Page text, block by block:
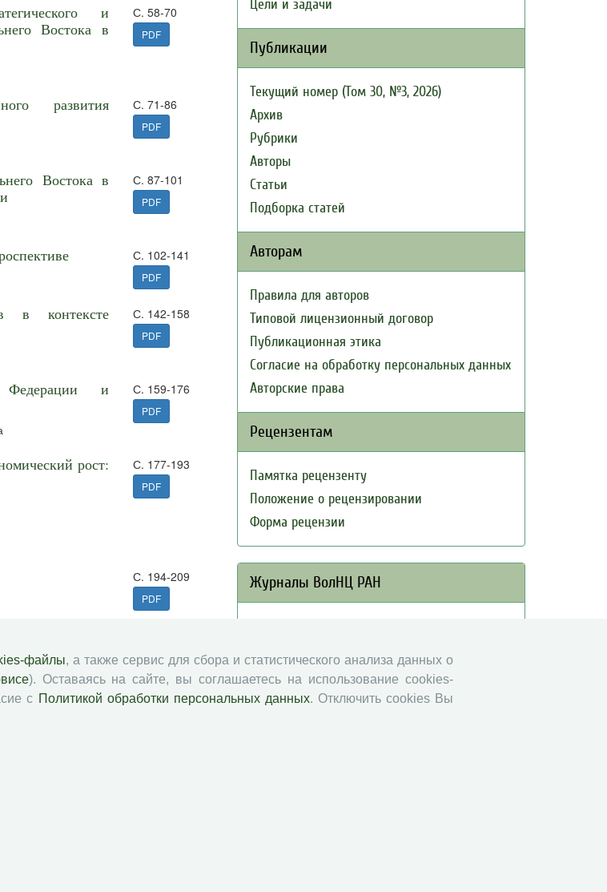
и
Востока в
С. 58-70
PDF
развития
С. 71-86
PDF
Востока в
С. 87-101
PDF
С. 102-141
PDF
в контексте
С. 142-158
PDF
Федерации и
С. 159-176
PDF
рост:
С. 177-193
PDF
С. 194-209
PDF
С. 210-211
PDF
Цели и задачи
Публикации
Текущий номер (Том 30, №3, 2026)
Архив
Рубрики
Авторы
Статьи
Подборка статей
Авторам
Правила для авторов
Типовой лицензионный договор
Публикационная этика
Согласие на обработку персональных данных
Авторские права
Рецензентам
Памятка рецензенту
Положение о рецензировании
Форма рецензии
Журналы ВолНЦ РАН
Вопросы территориального развития
Социальное пространство
файлы, а также сервис для сбора и статистического анализа данных о
). Оставаясь на сайте, вы соглашаетесь на использование cookies-
с Политикой обработки персональных данных. Отключить cookies Вы